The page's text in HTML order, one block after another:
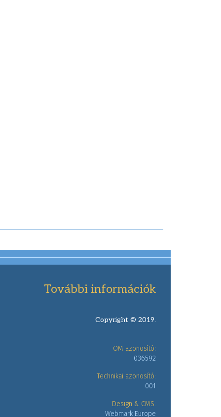
További információk
Copyright © 2019.
OM azonosító:
036592
Technikai azonosító:
001
Design & CMS:
Webmark Europe